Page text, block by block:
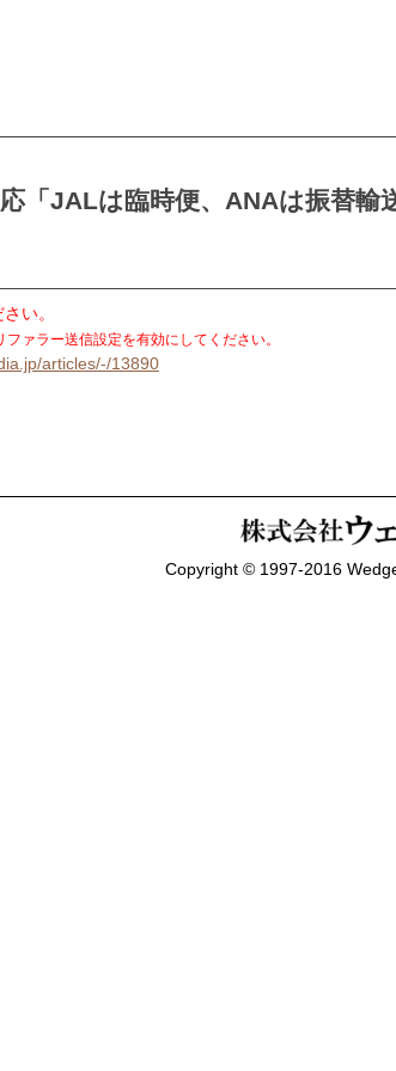
「JALは臨時便、ANAは振替輸
い。
ァラー送信設定を有効にしてください。
articles/-/13890
Copyright © 1997-2016